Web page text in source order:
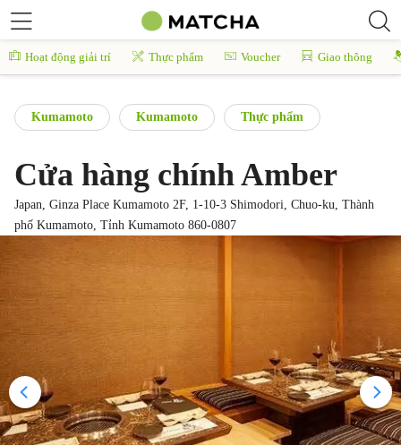
Hoạt động giải trí Thực phẩm Voucher Giao thông
Kumamoto Kumamoto Thực phẩm
Cửa hàng chính Amber
Japan, Ginza Place Kumamoto 2F, 1-10-3 Shimodori, Chuo-ku, Thành
phố Kumamoto, Tỉnh Kumamoto 860-0807